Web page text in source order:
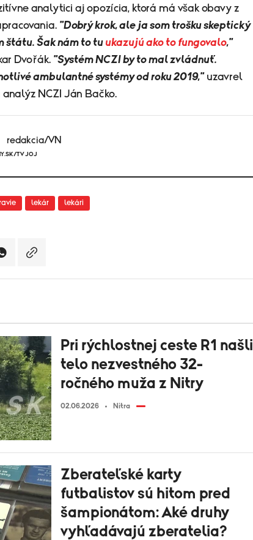
analytici aj opozícia, ktorá má však obavy z
"Dobrý krok, ale ja som trošku skeptický
štátu. Šak nám to tu ukazujú ako to fungovalo,"
Dvořák. "Systém NCZI by to mal zvládnuť.
ambulantné systémy od roku 2019," uzavrel
NCZI Ján Bačko.
redakcia/VN
TV JOJ
lekár lekári
Pri rýchlostnej ceste R1 našli
telo nezvestného 32-
ročného muža z Nitry
02.06.2026 Nitra
Zberateľské karty
futbalistov sú hitom pred
šampionátom: Aké druhy
vyhľadávajú zberatelia?